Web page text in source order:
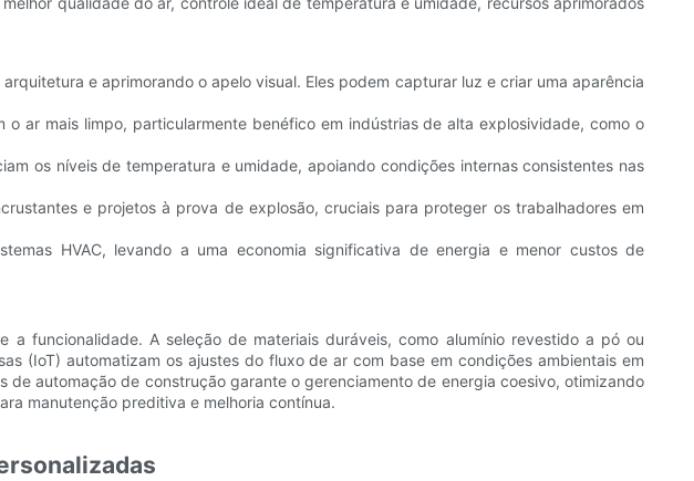
e aprimorando o apelo visual. Eles podem capturar luz e criar uma aparência
ar mais limpo, particularmente benéfico em indústrias de alta explosividade, como o
os níveis de temperatura e umidade, apoiando condições internas consistentes nas
e projetos à prova de explosão, cruciais para proteger os trabalhadores em
HVAC, levando a uma economia significativa de energia e menor custos de
funcionalidade. A seleção de materiais duráveis, como alumínio revestido a pó ou
(IoT) automatizam os ajustes do fluxo de ar com base em condições ambientais em
automação de construção garante o gerenciamento de energia coesivo, otimizando
manutenção preditiva e melhoria contínua.